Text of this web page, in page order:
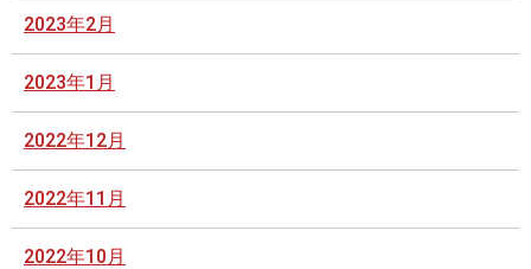
2023年2月
2023年1月
2022年12月
2022年11月
2022年10月